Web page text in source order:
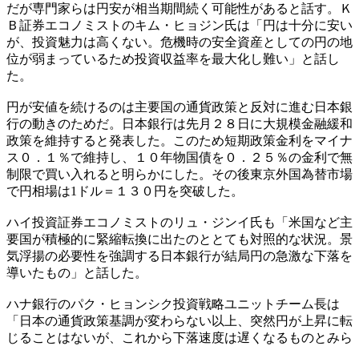
だが専門家らは円安が相当期間続く可能性があると話す。Ｋ
Ｂ証券エコノミストのキム・ヒョジン氏は「円は十分に安い
が、投資魅力は高くない。危機時の安全資産としての円の地
位が弱まっているため投資収益率を最大化し難い」と話し
た。
円が安値を続けるのは主要国の通貨政策と反対に進む日本銀
行の動きのためだ。日本銀行は先月２８日に大規模金融緩和
政策を維持すると発表した。このため短期政策金利をマイナ
ス０．１％で維持し、１０年物国債を０．２５％の金利で無
制限で買い入れると明らかにした。その後東京外国為替市場
で円相場は1ドル＝１３０円を突破した。
ハイ投資証券エコノミストのリュ・ジンイ氏も「米国など主
要国が積極的に緊縮転換に出たのととても対照的な状況。景
気浮揚の必要性を強調する日本銀行が結局円の急激な下落を
導いたもの」と話した。
ハナ銀行のパク・ヒョンシク投資戦略ユニットチーム長は
「日本の通貨政策基調が変わらない以上、突然円が上昇に転
じることはないが、これから下落速度は遅くなるものとみら